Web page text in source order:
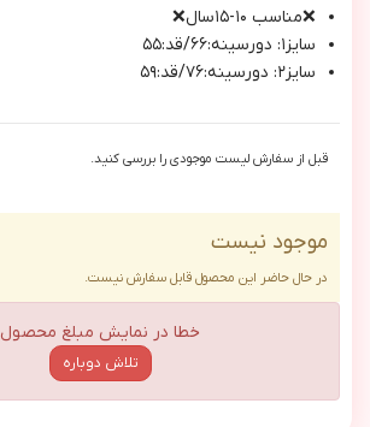
❌مناسب ١٠-١٥سال❌
سايز١: دورسينه:٦٦/قد:٥٥
سايز٢: دورسينه:٧٦/قد:٥٩
قبل از سفارش لیست موجودی را بررسی کنید.
موجود نیست
در حال حاضر این محصول قابل سفارش نیست.
خطا در نمایش مبلغ محصول
تلاش دوباره